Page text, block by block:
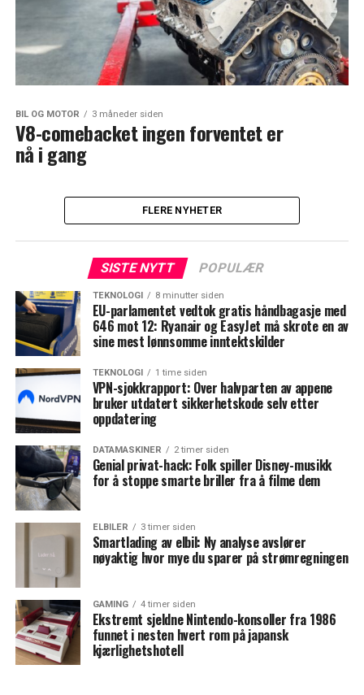
BIL OG MOTOR 3 måneder siden
V8-comebacket ingen forventet er
nå i gang
FLERE NYHETER
SISTE NYTT POPULÆR
TEKNOLOGI 8 minutter siden
EU-parlamentet vedtok gratis håndbagasje med
646 mot 12: Ryanair og EasyJet må skrote en av
sine mest lønnsomme inntektskilder
TEKNOLOGI 1 time siden
VPN-sjokkrapport: Over halvparten av appene
bruker utdatert sikkerhetskode selv etter
oppdatering
DATAMASKINER 2 timer siden
Genial privat-hack: Folk spiller Disney-musikk
for å stoppe smarte briller fra å filme dem
ELBILER 3 timer siden
Smartlading av elbil: Ny analyse avslører
nøyaktig hvor mye du sparer på strømregningen
GAMING 4 timer siden
Ekstremt sjeldne Nintendo-konsoller fra 1986
funnet i nesten hvert rom på japansk
kjærlighetshotell